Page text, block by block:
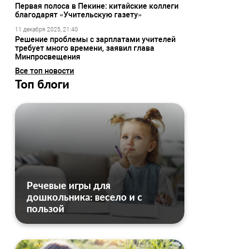
Первая полоса в Пекине: китайские коллеги
благодарят «Учительскую газету»
11 декабря 2025, 21:40
Решение проблемы с зарплатами учителей
требует много времени, заявил глава
Минпросвещения
Все топ новости
Топ блоги
Речевые игры для
дошкольника: весело и с
пользой